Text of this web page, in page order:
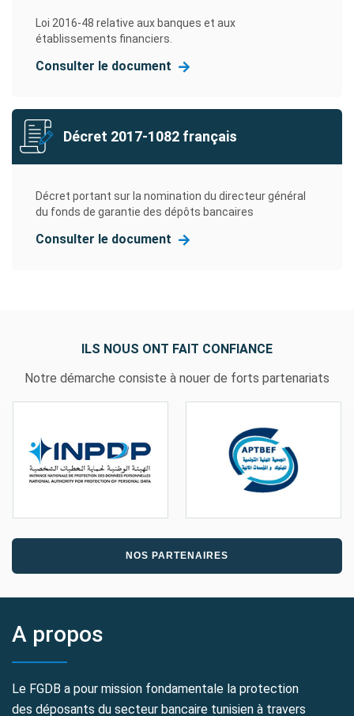
Loi 2016-48 relative aux banques et aux
établissements financiers.
Consulter le document
Décret 2017-1082 français
Décret portant sur la nomination du directeur général
du fonds de garantie des dépôts bancaires
Consulter le document
ILS NOUS ONT FAIT CONFIANCE
Notre démarche consiste à nouer de forts partenariats
NOS PARTENAIRES
A propos
Le FGDB a pour mission fondamentale la protection
des déposants du secteur bancaire tunisien à travers